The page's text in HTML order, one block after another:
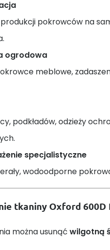
pokrowców na
ogrodowa
meblowe,
podkładów, odzieży
specjalistyczne
wodoodporne
tkaniny Oxford 600D
można usunąć wilgotną